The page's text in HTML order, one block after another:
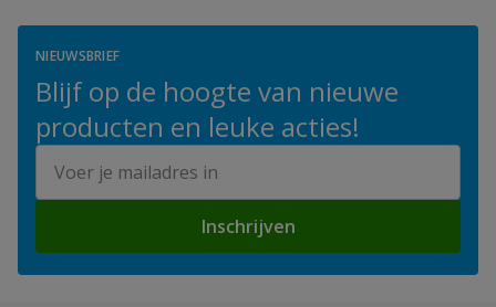
staan garant voor betrouwbare prestaties.
NIEUWSBRIEF
Blijf op de hoogte van nieuwe
producten en leuke acties!
Inschrijven